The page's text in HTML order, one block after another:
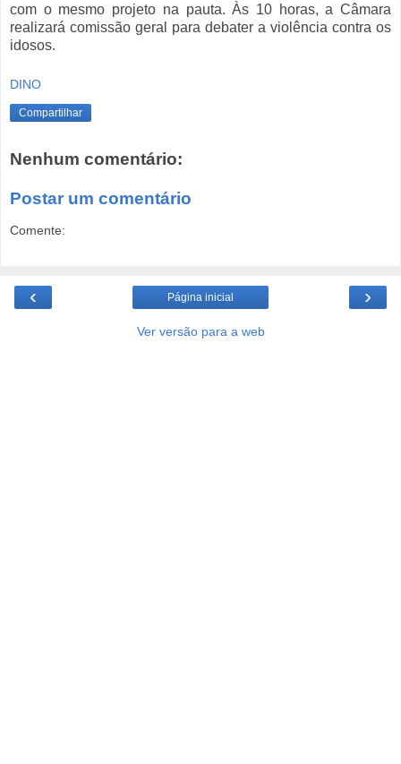
com o mesmo projeto na pauta. Às 10 horas, a Câmara
realizará comissão geral para debater a violência contra os
idosos.
DINO
Compartilhar
Nenhum comentário:
Postar um comentário
Comente:
‹ ›
Página inicial
Ver versão para a web